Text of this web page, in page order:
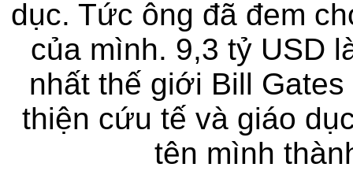
dục. Tức ông đã đem
của mình. 9,3 tỷ USD
nhất thế giới Bill
thiện cứu tế và giáo
tên mình